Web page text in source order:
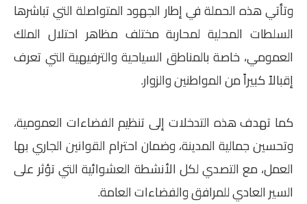
وتأتي هذه الحملة في إطار الجهود المتواصلة التي تباشرها
السلطات المحلية لمحاربة مختلف مظاهر احتلال الملك
العمومي، خاصة بالمناطق السياحية والترفيهية التي تعرف
إقبالاً كبيراً من المواطنين والزوار.
كما تهدف هذه التدخلات إلى تنظيم الفضاءات العمومية،
وتحسين جمالية المدينة، وضمان احترام القوانين الجاري بها
العمل، مع التصدي لكل الأنشطة العشوائية التي تؤثر على
السير العادي للمرافق والفضاءات العامة.